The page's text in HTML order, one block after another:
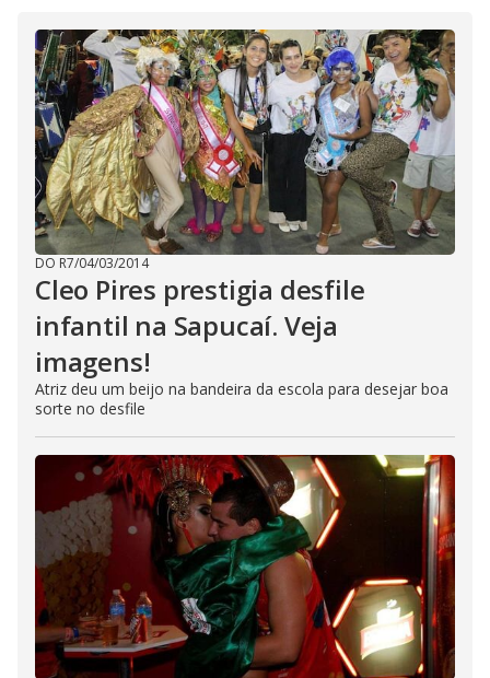
DO R7/04/03/2014
Cleo Pires prestigia desfile
infantil na Sapucaí. Veja
imagens!
Atriz deu um beijo na bandeira da escola para desejar boa
sorte no desfile